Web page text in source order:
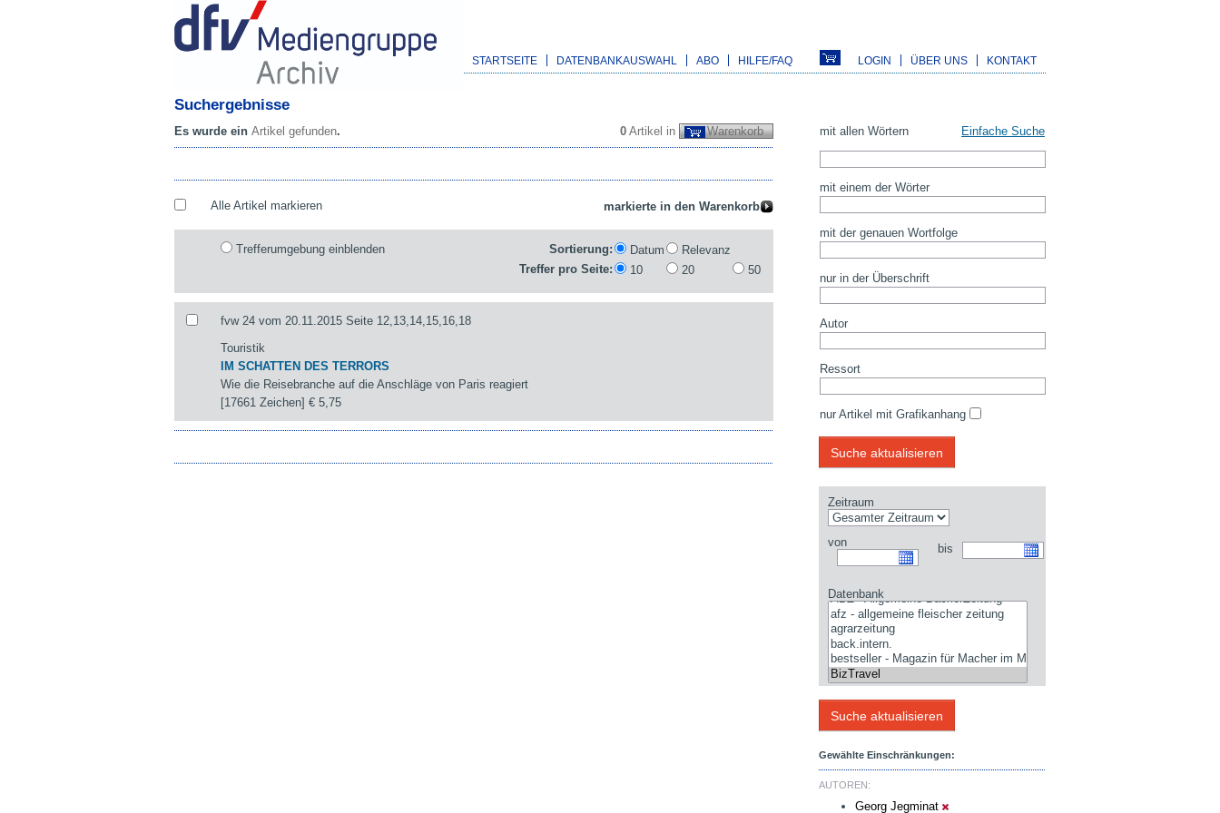
STARTSEITE DATENBANKAUSWAHL ABO HILFE/FAQ LOGIN ÜBER UNS KONTAKT
Suchergebnisse
0 Artikel in Warenkorb
Es wurde ein Artikel gefunden.
Alle Artikel markieren
Trefferumgebung einblenden Sortierung: Datum
Relevanz
Treffer pro Seite:
10 20 50
fvw 24 vom 20.11.2015 Seite 12,13,14,15,16,18
Touristik
IM SCHATTEN DES TERRORS
Wie die Reisebranche auf die Anschläge von Paris reagiert
[17661 Zeichen]€ 5,75
mit allen Wörtern Einfache Suche
mit einem der Wörter
mit der genauen Wortfolge
nur in der Überschrift
Autor
Ressort
nur Artikel mit Grafikanhang
Zeitraum
von bis
Datenbank
Gewählte Einschränkungen:
AUTOREN:
Georg Jegminat